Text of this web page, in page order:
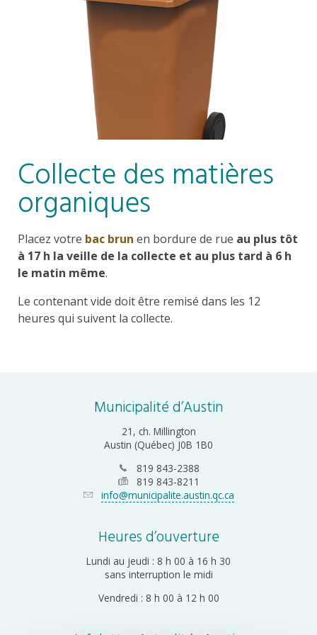
Collecte des matières
organiques
Placez votre bac brun en bordure de rue au plus tôt
à 17 h la veille de la collecte et au plus tard à 6 h
le matin même.
Le contenant vide doit être remisé dans les 12
heures qui suivent la collecte.
Municipalité d’Austin
21, ch. Millington
Austin (Québec) J0B 1B0
819 843-2388
819 843-8211
info@municipalite.austin.qc.ca
Heures d’ouverture
Lundi au jeudi : 8 h 00 à 16 h 30
sans interruption le midi
Vendredi : 8 h 00 à 12 h 00